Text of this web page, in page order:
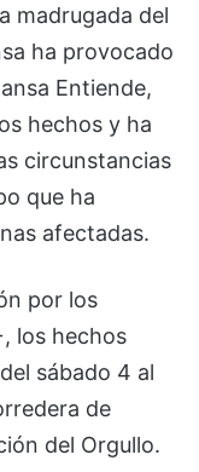
madrugada del
ha provocado
Entiende,
hechos y ha
circunstancias
que ha
afectadas.
por los
los hechos
sábado 4 al
de
del Orgullo.